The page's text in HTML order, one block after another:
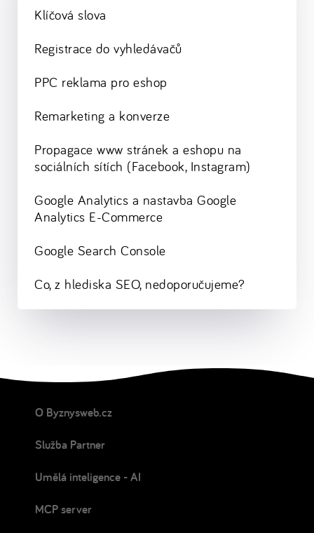
Klíčová slova
Registrace do vyhledávačů
PPC reklama pro eshop
Remarketing a konverze
Propagace www stránek a eshopu na
sociálních sítích (Facebook, Instagram)
Google Analytics a nastavba Google
Analytics E-Commerce
Google Search Console
Co, z hlediska SEO, nedoporučujeme?
O Byznysweb.cz
Služba Partner
Umělá inteligence - AI
MCP server